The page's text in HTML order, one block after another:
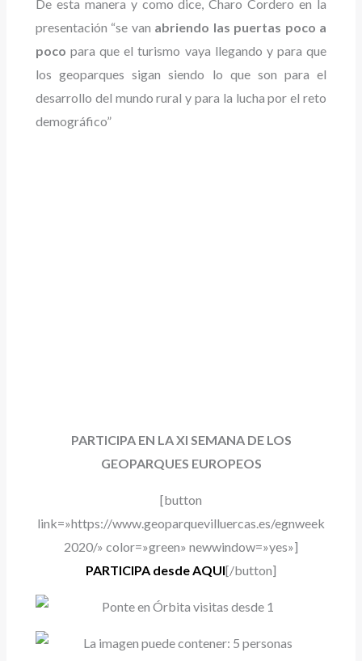
De esta manera y como dice, Charo Cordero en la
presentación “se van abriendo las puertas poco a
poco para que el turismo vaya llegando y para que
los geoparques sigan siendo lo que son para el
desarrollo del mundo rural y para la lucha por el reto
demográfico”
PARTICIPA EN LA XI SEMANA DE LOS
GEOPARQUES EUROPEOS
[button
link=»https://www.geoparquevilluercas.es/egnweek
2020/» color=»green» newwindow=»yes»]
PARTICIPA desde AQUI[/button]